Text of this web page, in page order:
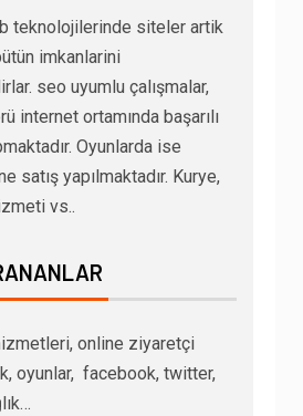
teknolojilerinde siteler artik
imkanlarini
seo uyumlu çalışmalar,
internet ortamında başarılı
Oyunlarda ise
satış yapılmaktadır. Kurye,
vs..
online ziyaretçi
oyunlar, facebook, twitter,